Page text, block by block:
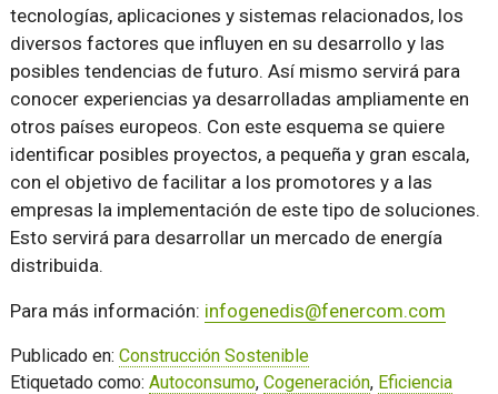
tecnologías, aplicaciones y sistemas relacionados, los
diversos factores que influyen en su desarrollo y las
posibles tendencias de futuro. Así mismo servirá para
conocer experiencias ya desarrolladas ampliamente en
otros países europeos. Con este esquema se quiere
identificar posibles proyectos, a pequeña y gran escala,
con el objetivo de facilitar a los promotores y a las
empresas la implementación de este tipo de soluciones.
Esto servirá para desarrollar un mercado de energía
distribuida.
Para más información: infogenedis@fenercom.com
Publicado en: Construcción Sostenible
Etiquetado como: Autoconsumo, Cogeneración, Eficiencia